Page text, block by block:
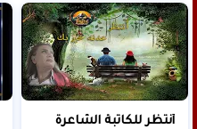
أنتظر للكاتبة الشاعرة